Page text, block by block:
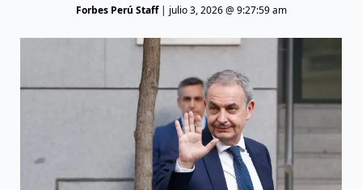
Forbes Perú Staff| julio 3, 2026 @ 9:27:59 am